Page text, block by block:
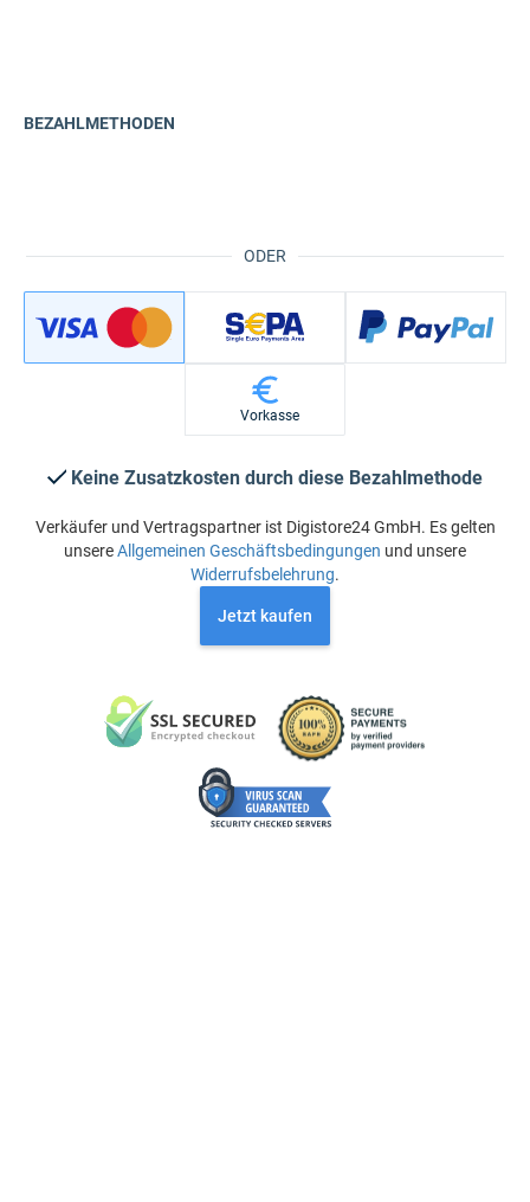
ODER
BEZAHLMETHODEN
Vorkasse
Keine Zusatzkosten durch diese Bezahlmethode
Verkäufer und Vertragspartner ist Digistore24 GmbH. Es gelten
unsereAllgemeinen Geschäftsbedingungen und unsere
Widerrufsbelehrung.
Jetzt kaufen